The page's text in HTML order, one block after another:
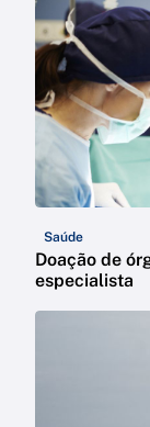
Saúde
Doação de
especialista